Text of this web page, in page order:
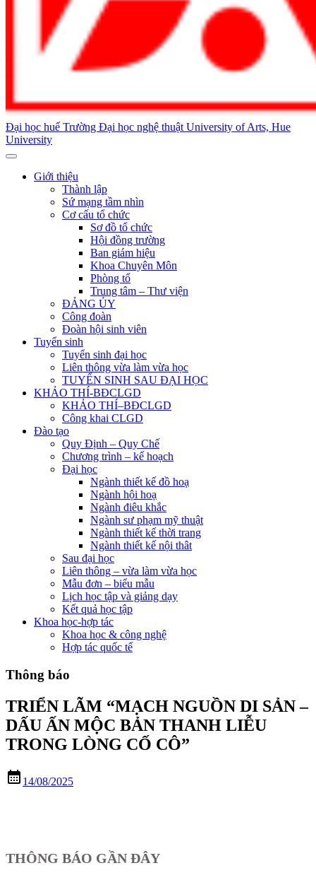
Đại học huế Trường Đại học nghệ thuật University of Arts, Hue
University
Giới thiệu
Thành lập
Sứ mạng tầm nhìn
Cơ cấu tổ chức
Sơ đồ tổ chức
Hội đồng trường
Ban giám hiệu
Khoa Chuyên Môn
Phòng tổ
Trung tâm – Thư viện
ĐẢNG ỦY
Công đoàn
Đoàn hội sinh viên
Tuyển sinh
Tuyển sinh đại học
Liên thông vừa làm vừa học
TUYỂN SINH SAU ĐẠI HỌC
KHẢO THÍ-BĐCLGD
KHẢO THÍ–BĐCLGD
Công khai CLGD
Đào tạo
Quy Định – Quy Chế
Chương trình – kế hoạch
Đại học
Ngành thiết kế đồ hoạ
Ngành hội hoạ
Ngành điêu khắc
Ngành sư phạm mỹ thuật
Ngành thiết kế thời trang
Ngành thiết kế nội thât
Sau đại học
Liên thông – vừa làm vừa học
Mẫu đơn – biểu mẫu
Lịch học tập và giảng dạy
Kết quả học tập
Khoa học-hợp tác
Khoa học & công nghệ
Hợp tác quốc tế
Thông báo
TRIỂN LÃM “MẠCH NGUỒN DI SẢN –
DẤU ẤN MỘC BẢN THANH LIỄU
TRONG LÒNG CỐ CÔ”
calendar_month 14/08/2025
THÔNG BÁO GẦN ĐÂY